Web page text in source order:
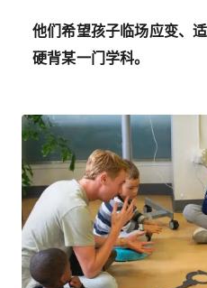
他们希望孩子临场应变、
硬背某一门学科。